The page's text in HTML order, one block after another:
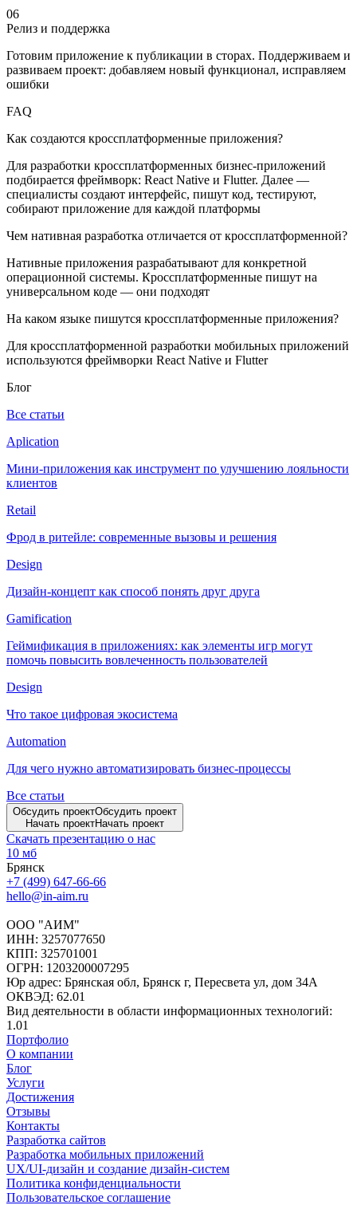
06
Релиз и поддержка
Готовим приложение к публикации в сторах. Поддерживаем и
развиваем проект: добавляем новый функционал, исправляем
ошибки
FAQ
Как создаются кроссплатформенные приложения?
Для разработки кроссплатформенных бизнес-приложений
подбирается фреймворк: React Native и Flutter. Далее —
специалисты создают интерфейс, пишут код, тестируют,
собирают приложение для каждой платформы
Чем нативная разработка отличается от кроссплатформенной?
Нативные приложения разрабатывают для конкретной
операционной системы. Кроссплатформенные пишут на
универсальном коде — они подходят
На каком языке пишутся кроссплатформенные приложения?
Для кроссплатформенной разработки мобильных приложений
используются фреймворки React Native и Flutter
Блог
Все статьи
Aplication
Мини-приложения как инструмент по улучшению лояльности
клиентов
Retail
Фрод в ритейле: современные вызовы и решения
Design
Дизайн-концепт как способ понять друг друга
Gamification
Геймификация в приложениях: как элементы игр могут
помочь повысить вовлеченность пользователей
Design
Что такое цифровая экосистема
Automation
Для чего нужно автоматизировать бизнес-процессы
Все статьи
Обсудить проектОбсудить проект
Начать проектНачать проект
Скачать презентацию о нас
10 мб
Брянск
+7 (499) 647-66-66
hello@in-aim.ru
ООО "АИМ"
ИНН: 3257077650
КПП: 325701001
ОГРН: 1203200007295
Юр адрес: Брянская обл, Брянск г, Пересвета ул, дом 34А
ОКВЭД: 62.01
Вид деятельности в области информационных технологий:
1.01
Портфолио
О компании
Блог
Услуги
Достижения
Отзывы
Контакты
Разработка сайтов
Разработка мобильных приложений
UX/UI-дизайн и создание дизайн-систем
Политика конфиденциальности
Пользовательское соглашение